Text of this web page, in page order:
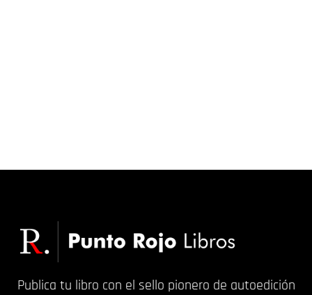
Publica tu libro con el sello pionero de autoedición